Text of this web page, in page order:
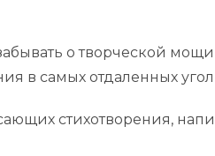
о творческой мощи
в самых отдаленных
стихотворения,